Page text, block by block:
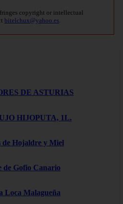
copyright or intellectual
bitelchux@yahoo.es
DE ASTURIAS
HIJOPUTA, 1L.
de Hojaldre y Miel
de Gofio Canario
Loca Malagueña